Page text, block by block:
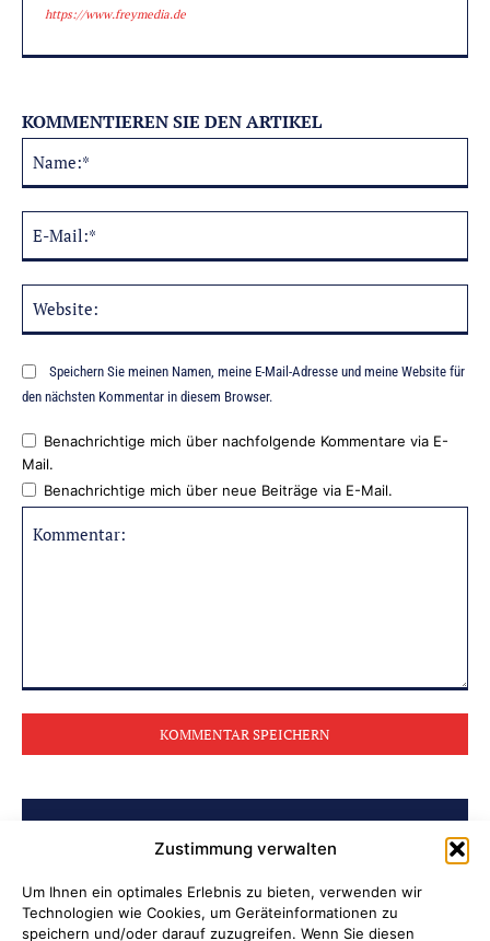
Zustimmung verwalten
Um Ihnen ein optimales Erlebnis zu bieten, verwenden wir
Technologien wie Cookies, um Geräteinformationen zu
speichern und/oder darauf zuzugreifen. Wenn Sie diesen
https://www.freymedia.de
KOMMENTIEREN SIE DEN ARTIKEL
Speichern Sie meinen Namen, meine E-Mail-Adresse und meine Website für
den nächsten Kommentar in diesem Browser.
Benachrichtige mich über nachfolgende Kommentare via E-
Mail.
Benachrichtige mich über neue Beiträge via E-Mail.
BELIEBTE BEITRÄGE
Ni hao in Attendorn